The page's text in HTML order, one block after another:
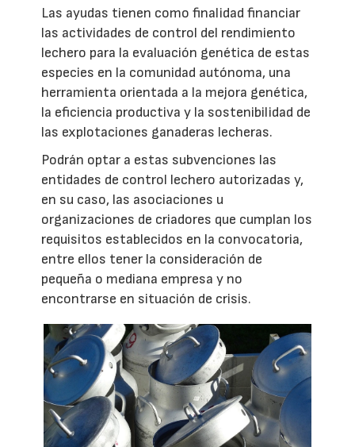
Las ayudas tienen como finalidad financiar
las actividades de control del rendimiento
lechero para la evaluación genética de estas
especies en la comunidad autónoma, una
herramienta orientada a la mejora genética,
la eficiencia productiva y la sostenibilidad de
las explotaciones ganaderas lecheras.
Podrán optar a estas subvenciones las
entidades de control lechero autorizadas y,
en su caso, las asociaciones u
organizaciones de criadores que cumplan los
requisitos establecidos en la convocatoria,
entre ellos tener la consideración de
pequeña o mediana empresa y no
encontrarse en situación de crisis.